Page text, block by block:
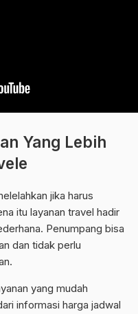
Yang Lebih
jika harus
itu layanan travel hadir
Penumpang bisa
dan tidak perlu
yang mudah
informasi harga jadwal